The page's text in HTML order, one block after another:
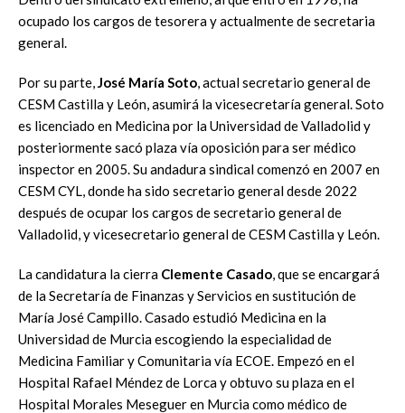
ocupado los cargos de tesorera y actualmente de secretaria
general.
Por su parte,José María Soto, actual secretario general de
CESM Castilla y León, asumirá la vicesecretaría general. Soto
es licenciado en Medicina por la Universidad de Valladolid y
posteriormente sacó plaza vía oposición para ser médico
inspector en 2005. Su andadura sindical comenzó en 2007 en
CESM CYL, donde ha sido secretario general desde 2022
después de ocupar los cargos de secretario general de
Valladolid, y vicesecretario general de CESM Castilla y León.
La candidatura la cierra Clemente Casado, que se encargará
de la Secretaría de Finanzas y Servicios en sustitución de
María José Campillo. Casado estudió Medicina en la
Universidad de Murcia escogiendo la especialidad de
Medicina Familiar y Comunitaria vía ECOE. Empezó en el
Hospital Rafael Méndez de Lorca y obtuvo su plaza en el
Hospital Morales Meseguer en Murcia como médico de